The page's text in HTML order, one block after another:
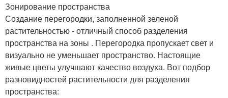
Зонирование пространства
Создание перегородки, заполненной зеленой
растительностью - отличный способ разделения
пространства на зоны . Перегородка пропускает свет и
визуально не уменьшает пространство. Настоящие
живые цветы улучшают качество воздуха. Вот подбор
разновидностей растительности для разделения
пространства: